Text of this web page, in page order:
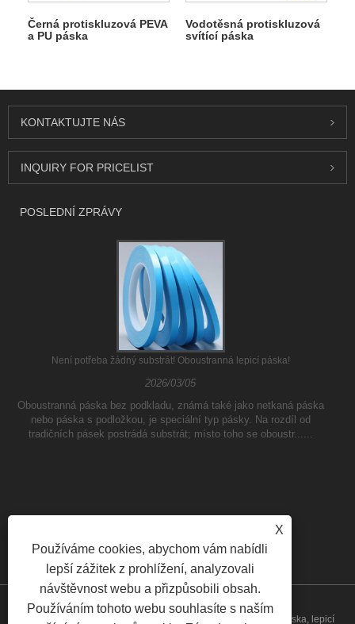
Černá protiskluzová PEVA
a PU páska
Vodotěsná protiskluzová
svítící páska
KONTAKTUJTE NÁS
INQUIRY FOR PRICELIST
POSLEDNÍ ZPRÁVY
Není potřeba žádný substrát! Oboustranná lepicí páska!
2026/03/05
Oboustranná páska bez podkladu, známá také jako netkaná páska
nebo páska s podložkou, je speciální typ pásky. Na rozdíl od
tradičních pásek postrádá substrát; místo toho se oboustr......
Copyright © 2023 Yilane (Shanghai) Industrial Co Ltd - PVC páska, lepicí
X
Používáme cookies, abychom vám nabídli
lepší zážitek z prohlížení, analyzovali
návštěvnost webu a přizpůsobili obsah.
Používáním tohoto webu souhlasíte s naším